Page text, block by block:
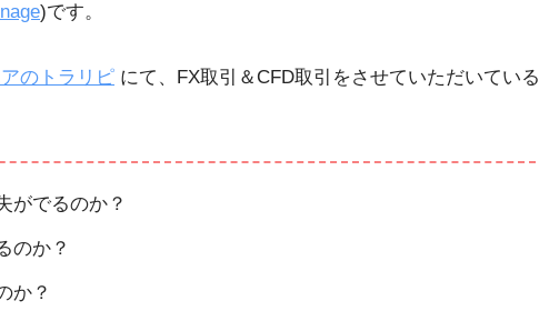
)です。
のトラリピ にて、FX取引＆CFD取引をさせていただいている
がでるのか？
のか？
か？